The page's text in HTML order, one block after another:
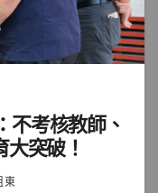
不考核教師、
突破！
東